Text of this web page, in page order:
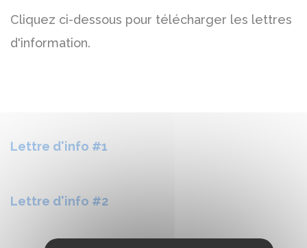
Cliquez ci-dessous pour télécharger les lettres
d'information.
Lettre d'info #1
Lettre d'info #2